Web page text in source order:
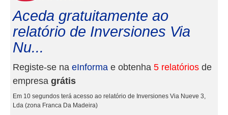
Aceda gratuitamente ao
relatório de Inversiones Via
Nu...
Registe-se na eInforma e obtenha 5 relatórios de
empresa grátis
Em 10 segundos terá acesso ao relatório de Inversiones Via Nueve 3,
Lda (zona Franca Da Madeira)